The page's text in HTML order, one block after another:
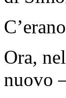
Ora,
nuovo